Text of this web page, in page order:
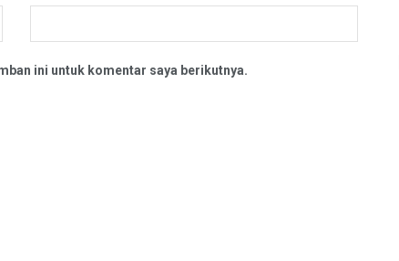
ini untuk komentar saya berikutnya.